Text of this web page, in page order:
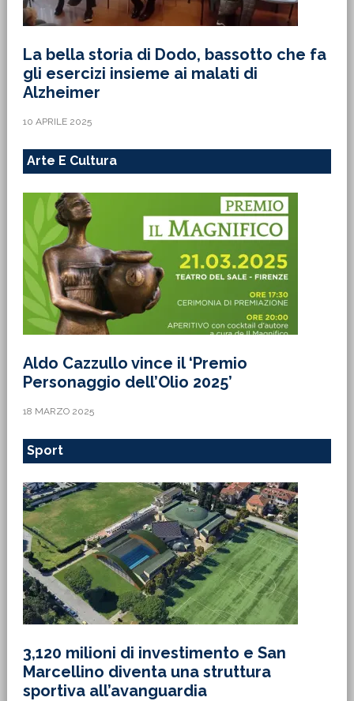
La bella storia di Dodo, bassotto che fa
gli esercizi insieme ai malati di
Alzheimer
10 APRILE 2025
Arte E Cultura
Aldo Cazzullo vince il ‘Premio
Personaggio dell’Olio 2025’
18 MARZO 2025
Sport
3,120 milioni di investimento e San
Marcellino diventa una struttura
sportiva all’avanguardia